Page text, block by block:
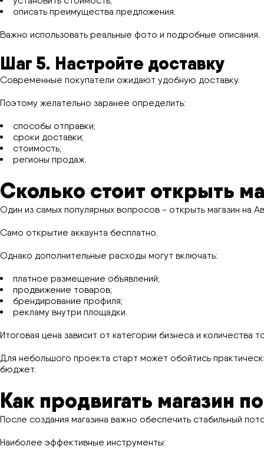
описать преимущества предложения.
Важно использовать реальные фото и подробные описания.
Шаг 5. Настройте доставку
Современные покупатели ожидают удобную доставку.
Поэтому желательно заранее определить:
способы отправки;
сроки доставки;
стоимость;
регионы продаж.
Сколько стоит открыть
Один из самых популярных вопросов - открыть магазин на
Само открытие аккаунта бесплатно.
Однако дополнительные расходы могут включать:
платное размещение объявлений;
продвижение товаров;
брендирование профиля;
рекламу внутри площадки.
Итоговая цена зависит от категории бизнеса и количества
Для небольшого проекта старт может обойтись
бюджет.
Как продвигать магазин
После создания магазина важно обеспечить стабильный
Наиболее эффективные инструменты: